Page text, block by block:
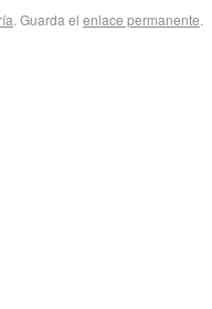
. Guarda el enlace permanente.